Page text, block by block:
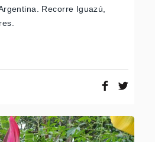
Recorre Iguazú,